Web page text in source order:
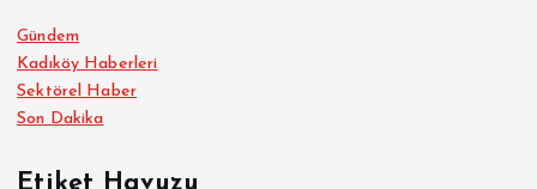
Gündem
Kadıköy Haberleri
Sektörel Haber
Son Dakika
Etiket Havuzu